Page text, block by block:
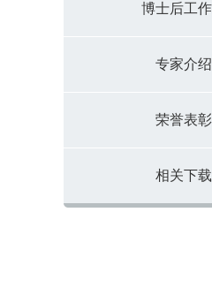
博士后工
专家介绍
荣誉表彰
相关下载